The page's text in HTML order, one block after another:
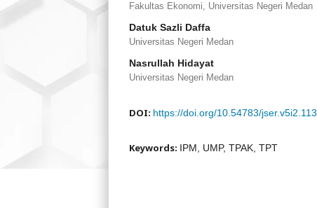
Fakultas Ekonomi, Universitas Negeri Medan
Datuk Sazli Daffa
Universitas Negeri Medan
Nasrullah Hidayat
Universitas Negeri Medan
DOI: https://doi.org/10.54783/jser.v5i2.113
Keywords: IPM, UMP, TPAK, TPT